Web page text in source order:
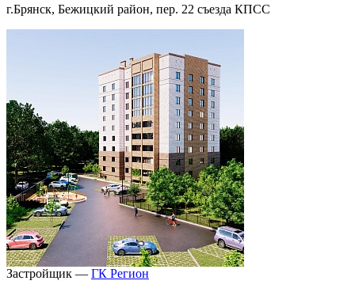
г.Брянск, Бежицкий район, пер. 22 съезда КПСС
Застройщик — ГК Регион